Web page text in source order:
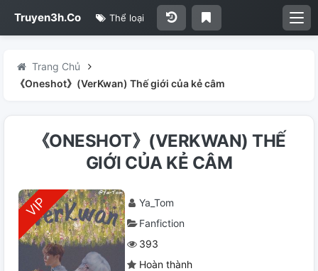
Truyen3h.Co Thể loại
Trang Chủ
《Oneshot》(VerKwan) Thế giới của kẻ câm
《ONESHOT》(VERKWAN) THẾ
GIỚI CỦA KẺ CÂM
Ya_Tom
Fanfiction
393
Hoàn thành